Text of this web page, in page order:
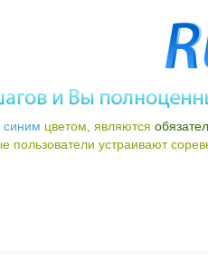
синим цветом, являются
пользователи устраивают